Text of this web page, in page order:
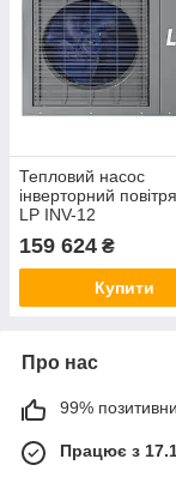
Тепловий насос
інверторний
LP INV-12
159 624 ₴
Купити
Про нас
99%
Працює з